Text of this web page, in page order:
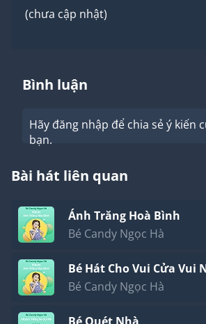
(chưa cập nhật)
Bình luận
Hãy đăng nhập để chia sẻ ý kiến
bạn.
Bài hát liên quan
Ánh Trăng Hoà Bình
Bé Candy Ngọc Hà
Bé Hát Cho Vui Cửa Vui
Bé Candy Ngọc Hà
Bé Quét Nhà